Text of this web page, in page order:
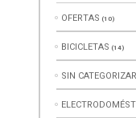
OFERTAS (10)
BICICLETAS (14)
SIN CATEGORIZAR